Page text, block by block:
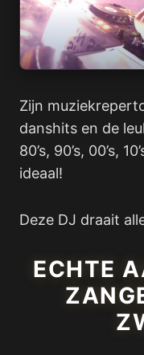
Zijn
danshits en de
80’s, 90’s, 00’s,
ideaal!
Deze DJ draait
ECHTE